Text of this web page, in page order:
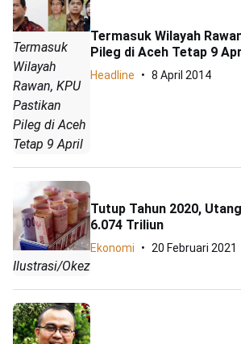
Termasuk
Wilayah
Rawan, KPU
Pastikan
Pileg di Aceh
Tetap 9 April
Termasuk Wilayah
Pileg di Aceh Tetap 9
Headline 8 April 2014
Ilustrasi/Okezone.
Tutup Tahun 2020,
6.074 Triliun
Ekonomi 20 Februari 2021